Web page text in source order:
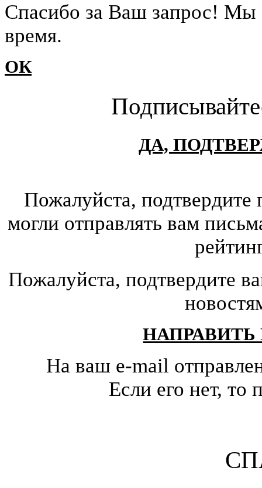
Cпасибо за Ваш запрос!
время.
ОК
ДА,
Пожалуйста,
могли отправлять вам
Пожалуйста, подтвердите
На ваш e-mail
Если его нет,